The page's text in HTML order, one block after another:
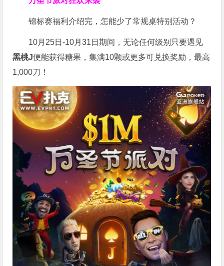
锦标赛福利介绍完，怎能少了常规桌特别活动？
10月25日-10月31日期间，无论任何级别只要遇见
黑桃J便能获得糖果，集满10颗或更多可兑换奖励，最高
1,000刀！